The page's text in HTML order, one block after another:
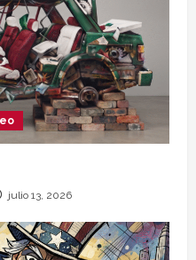
julio 13, 2026